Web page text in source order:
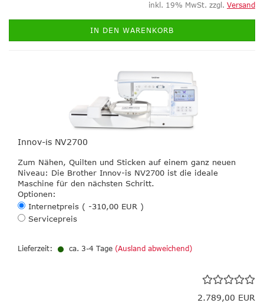
inkl. 19% MwSt. zzgl. Versand
IN DEN WARENKORB
Innov-is NV2700
Zum Nähen, Quilten und Sticken auf einem ganz neuen
Niveau: Die Brother Innov-is NV2700 ist die ideale
Maschine für den nächsten Schritt.
Optionen:
Internetpreis ( -310,00 EUR )
Servicepreis
Lieferzeit: ca. 3-4 Tage (Ausland abweichend)
2.789,00 EUR